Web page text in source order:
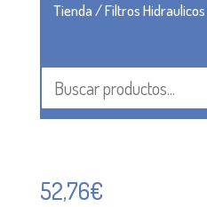
Tienda/Filtros Hidraulicos
52,76€